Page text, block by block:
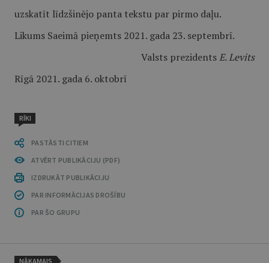
uzskatīt līdzšinējo panta tekstu par pirmo daļu.
Likums Saeimā pieņemts 2021. gada 23. septembrī.
Valsts prezidentsE. Levits
Rīgā 2021. gada 6. oktobrī
RĪKI
PASTĀSTI CITIEM
ATVĒRT PUBLIKĀCIJU (PDF)
IZDRUKĀT PUBLIKĀCIJU
PAR INFORMĀCIJAS DROŠĪBU
PAR ŠO GRUPU
NĀKAMAIS